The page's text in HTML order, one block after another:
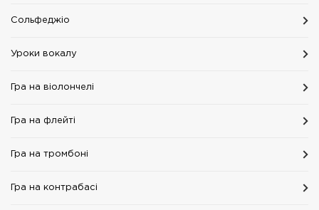
Сольфеджіо
Уроки вокалу
Гра на віолончелі
Гра на флейті
Гра на тромбоні
Гра на контрабасі